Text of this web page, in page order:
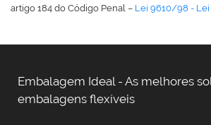
artigo 184 do Código Penal – Lei 9610/98 -
Embalagem Ideal - As melhores
embalagens flexíveis